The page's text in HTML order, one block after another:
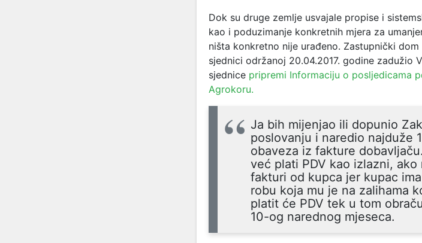
Dok su druge zemlje usvajale propise i
kao i poduzimanje konkretnih mjera za
ništa konkretno nije urađeno. Zastupnički
sjednici održanoj 20.04.2017. godine zadužio
sjednice pripremi Informaciju o posljedicama
Agrokoru.
Ja bih mijenjao ili dopunio
poslovanju i naredio najduže
obaveza iz fakture
već plati PDV kao izlazni,
fakturi od kupca jer kupac
robu koja mu je na zalihama
platit će PDV tek u tom
10-og narednog mjeseca.